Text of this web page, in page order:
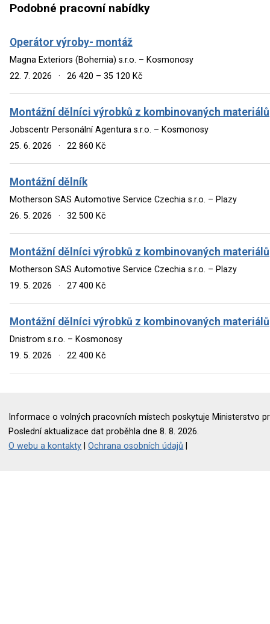
Podobné pracovní nabídky
Operátor výroby- montáž
Magna Exteriors (Bohemia) s.r.o. – Kosmonosy
22. 7. 2026
· 26 420 – 35 120 Kč
Montážní dělníci výrobků z kombinovaných materiálů
Jobscentr Personální Agentura s.r.o. – Kosmonosy
25. 6. 2026
· 22 860 Kč
Montážní dělník
Motherson SAS Automotive Service Czechia s.r.o. – Plazy
26. 5. 2026
· 32 500 Kč
Montážní dělníci výrobků z kombinovaných materiálů
Motherson SAS Automotive Service Czechia s.r.o. – Plazy
19. 5. 2026
· 27 400 Kč
Montážní dělníci výrobků z kombinovaných materiálů
Dnistrom s.r.o. – Kosmonosy
19. 5. 2026
· 22 400 Kč
Informace o volných pracovních místech poskytuje Ministerstvo
Poslední aktualizace dat proběhla dne 8. 8. 2026.
O webu a kontakty |Ochrana osobních údajů